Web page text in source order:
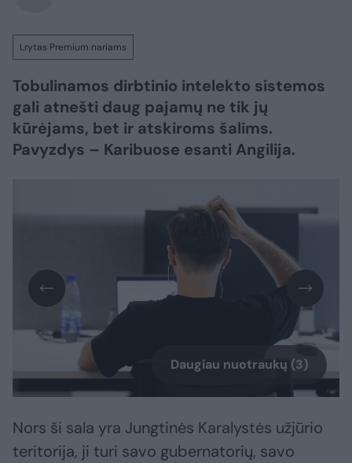
Lrytas Premium nariams
Tobulinamos dirbtinio intelekto sistemos
gali atnešti daug pajamų ne tik jų
kūrėjams, bet ir atskiroms šalims.
Pavyzdys – Karibuose esanti Angilija.
Daugiau nuotraukų (3)
Nors ši sala yra Jungtinės Karalystės užjūrio
teritorija, ji turi savo gubernatorių, savo